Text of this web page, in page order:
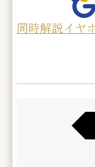
同時解説イヤ